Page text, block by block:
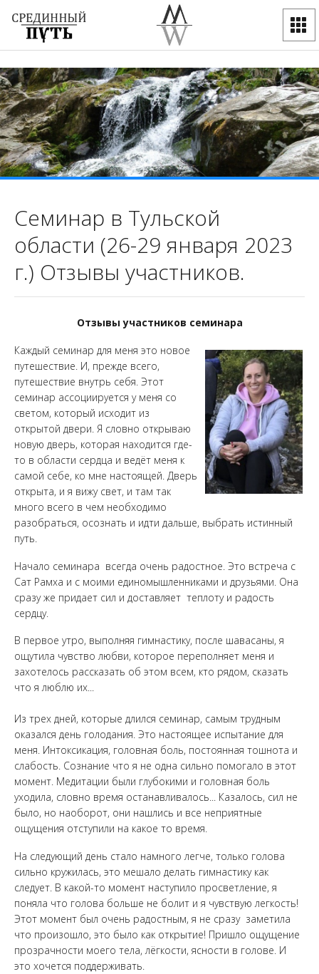
Семинар в Тульской
области (26-29 января 2023
г.) Отзывы участников.
Отзывы участников семинара
Каждый семинар для меня это новое
путешествие. И, прежде всего,
путешествие внутрь себя. Этот
семинар ассоциируется у меня со
светом, который исходит из
открытой двери. Я словно открываю
новую дверь, которая находится где-
то в области сердца и ведёт меня к
самой себе, ко мне настоящей. Дверь
открыта, и я вижу свет, и там так
много всего в чем необходимо
разобраться, осознать и идти дальше, выбрать истинный
путь.
Начало семинара всегда очень радостное. Это встреча с
Сат Рамха и с моими единомышленниками и друзьями. Она
сразу же придает сил и доставляет теплоту и радость
сердцу.
В первое утро, выполняя гимнастику, после шавасаны, я
ощутила чувство любви, которое переполняет меня и
захотелось рассказать об этом всем, кто рядом, сказать
что я люблю их...
Из трех дней, которые длился семинар, самым трудным
оказался день голодания. Это настоящее испытание для
меня. Интоксикация, головная боль, постоянная тошнота и
слабость. Сознание что я не одна сильно помогало в этот
момент. Медитации были глубокими и головная боль
уходила, словно время останавливалось... Казалось, сил не
было, но наоборот, они нашлись и все неприятные
ощущения отступили на какое то время.
На следующий день стало намного легче, только голова
сильно кружилась, это мешало делать гимнастику как
следует. В какой-то момент наступило просветление, я
поняла что голова больше не болит и я чувствую легкость!
Этот момент был очень радостным, я не сразу заметила
что произошло, это было как открытие! Пришло ощущение
прозрачности моего тела, лёгкости, ясности в голове. И
это хочется поддерживать.